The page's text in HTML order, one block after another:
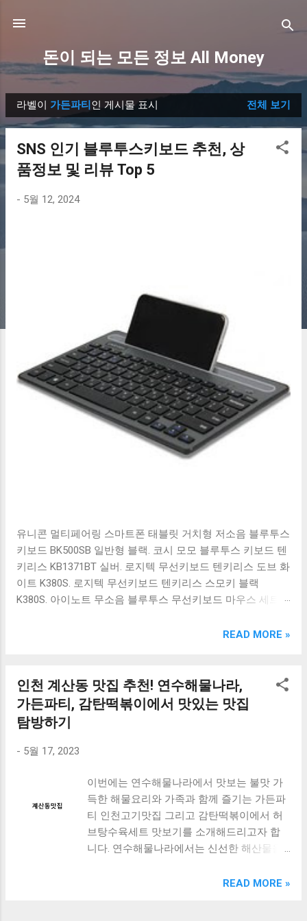
돈이 되는 모든 정보 All Money
글
라벨이 가든파티인 게시물 표시 전체 보기
SNS 인기 블루투스키보드 추천, 상
품정보 및 리뷰 Top 5
- 5월 12, 2024
유니콘 멀티페어링 스마트폰 태블릿 거치형 저소음 블루투스
키보드 BK500SB 일반형 블랙. 코시 모모 블루투스 키보드 텐
키리스 KB1371BT 실버. 로지텍 무선키보드 텐키리스 도브 화
이트 K380S. 로지텍 무선키보드 텐키리스 스모키 블랙
K380S. 아이노트 무소음 블루투스 무선키보드 마우스 세트
OABTKBDA 퓨어 화이트. 코시 베이직 블루투스 키보드
랙. 큐센 멤브레인 무선 키보드 블랙 K1000 일반형 블루투스
키보드 구매를 고려하실 때, 추가 할인 혜택을 놓치지 마세요.
다양한 할인 혜택과 빠른배송 혜택을 놓치지 않도록 먼저 확
인해보세요. 추가할인 확인하기 상품 하나를 사더라도 종류
도 많고, 가격도 다양해서 결정이 많이 어려우시죠? 특히 블
없습니다. 다양한 상품들을 상세스펙 과 가격 을 꼼꼼히 비교
해서 구매하실 수 있도록 순위 추천 해드릴게요. 특가상품 보
러가기 추천상품 Best 유니콘 멀티페어링 스마트폰 태블릿
거치형 저소음 블루투스 키보드, BK-500SB, 일반형, 블랙 유
니콘 멀티페어링 스마트폰 태...
READ MORE »
인천 계산동 맛집 추천! 연수해물나라,
가든파티, 감탄떡볶이에서 맛있는 맛집
탐방하기
- 5월 17, 2023
이번에는 연수해물나라에서 맛보는 불맛 가
득한 해물요리와 가족과 함께 즐기는 가든파
티 인천고기맛집 그리고 감탄떡볶이에서 허
브탕수육세트 맛보기를 소개해드리고자 합
니다. 연수해물나라에서는 신선한 해산물을
다. 또한, 인천의 대표적인 고기 맛집인 가든
READ MORE »